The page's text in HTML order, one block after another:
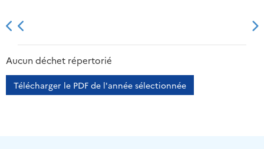
2013 2014
Aucun déchet répertorié
Télécharger le PDF de l'année sélectionnée